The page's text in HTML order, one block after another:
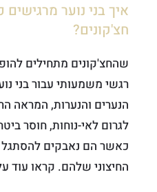
איך בני נוער
חצ'קונים?
שהחצ'קונים מתחילים
רגשי משמעותי עבור בני
הנערים והנערות, המראה
לגרום לאי-נוחות, חוסר
כאשר הם נאבקים להסתגל
החיצוני שלהם. קראו עוד